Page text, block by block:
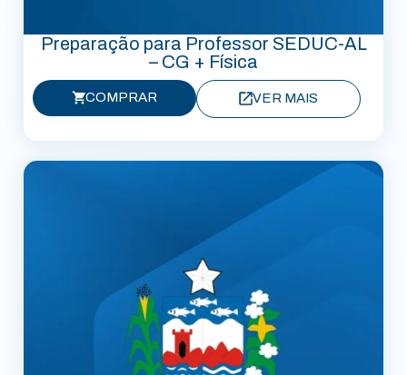
Preparação para Professor SEDUC-AL
– CG + Física
COMPRAR VER MAIS